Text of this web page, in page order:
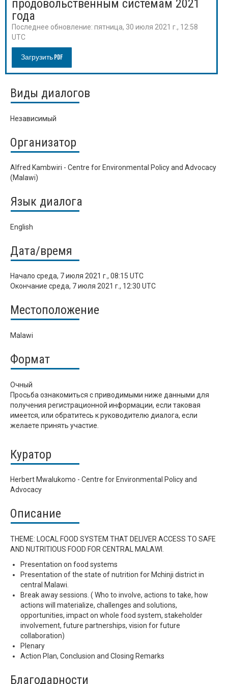
продовольственным системам 2021
года
Последнее обновление: пятница, 30 июля 2021 г., 12:58
UTC
Загрузить PDF
Виды диалогов
Независимый
Организатор
Alfred Kambwiri - Centre for Environmental Policy and Advocacy
(Malawi)
Язык диалога
English
Дата/время
Начало среда, 7 июля 2021 г., 08:15 UTC
Окончание среда, 7 июля 2021 г., 12:30 UTC
Местоположение
Malawi
Формат
Очный
Просьба ознакомиться с приводимыми ниже данными для
получения регистрационной информации, если таковая
имеется, или обратитесь к руководителю диалога, если
желаете принять участие.
Куратор
Herbert Mwalukomo - Centre for Environmental Policy and
Advocacy
Описание
THEME: LOCAL FOOD SYSTEM THAT DELIVER ACCESS TO SAFE
AND NUTRITIOUS FOOD FOR CENTRAL MALAWI.
Presentation on food systems
Presentation of the state of nutrition for Mchinji district in
central Malawi.
Break away sessions. ( Who to involve, actions to take, how
actions will materialize, challenges and solutions,
opportunities, impact on whole food system, stakeholder
involvement, future partnerships, vision for future
collaboration)
Plenary
Action Plan, Conclusion and Closing Remarks
Благодарности